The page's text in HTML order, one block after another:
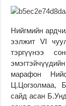
Нийгмийн
ээлжит VI
тэргүүнээ
марафон
Ц.Цогзолмаа,
сайд асан